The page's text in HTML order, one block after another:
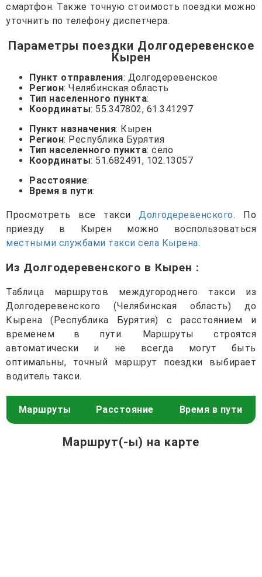
смартфон. Также точную стоимость поездки можно
уточнить по телефону диспетчера.
Параметры поездки Долгодеревенское
Кырен
Пункт отправления: Долгодеревенское
Регион: Челябинская область
Тип населенного пункта:
Координаты: 55.347802, 61.341297
Пункт назначения: Кырен
Регион: Республика Бурятия
Тип населенного пункта: село
Координаты: 51.682491, 102.13057
Расстояние:
Время в пути:
Просмотреть все такси Долгодеревенского. По
приезду в Кырен можно воспользоваться
местными службами такси села Кырена.
Из Долгодеревенского в Кырен :
Таблица маршрутов междугороднего такси из
Долгодеревенского (Челябинская область) до
Кырена (Республика Бурятия) с расстоянием и
временем в пути. Маршруты строятся
автоматически и не всегда могут быть
оптимальны, точный маршрут поездки выбирает
водитель такси.
Маршруты Расстояние Время в пути
Маршрут(-ы) на карте